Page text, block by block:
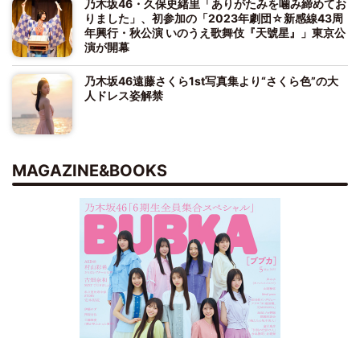
乃木坂46・久保史緒里「ありがたみを噛み締めてお
りました」、初参加の「2023年劇団☆新感線43周
年興行・秋公演 いのうえ歌舞伎『天號星』」東京公
演が開幕
乃木坂46遠藤さくら1st写真集より“さくら色”の大
人ドレス姿解禁
MAGAZINE&BOOKS